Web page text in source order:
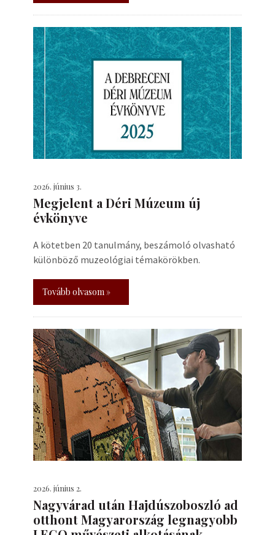
2026. június 3.
Megjelent a Déri Múzeum új
évkönyve
A kötetben 20 tanulmány, beszámoló olvasható
különböző muzeológiai témakörökben.
Tovább olvasom »
2026. június 2.
Nagyvárad után Hajdúszoboszló ad
otthont Magyarország legnagyobb